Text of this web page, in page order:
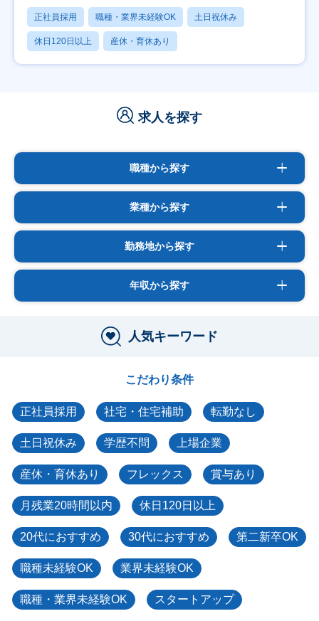
正社員採用 職種・業界未経験OK 土日祝休み
休日120日以上 産休・育休あり
求人を探す
職種から探す
業種から探す
勤務地から探す
年収から探す
人気キーワード
こだわり条件
正社員採用 社宅・住宅補助 転勤なし
土日祝休み 学歴不問 上場企業
産休・育休あり フレックス 賞与あり
月残業20時間以内 休日120日以上
20代におすすめ 30代におすすめ 第二新卒OK
職種未経験OK 業界未経験OK
職種・業界未経験OK スタートアップ